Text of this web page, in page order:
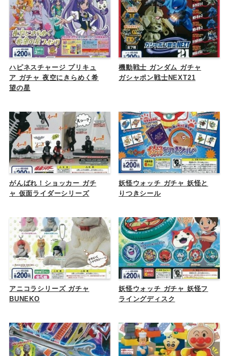
ハピネスチャージ プリキュ
ア ガチャ 夜空にきらめく希
望の星
機動戦士 ガンダム ガチャ
ガシャポン戦士NEXT21
がんばれ！ショッカー ガチ
ャ 仮面ライダーシリーズ
妖怪ウォッチ ガチャ 妖怪と
りつきシール
アニコラシリーズ ガチャ
BUNEKO
妖怪ウォッチ ガチャ 妖怪フ
ライングディスク